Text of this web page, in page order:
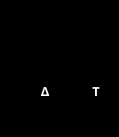
Δ Τ